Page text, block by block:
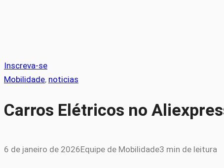
Inscreva-se
Mobilidade, noticias
Carros Elétricos no
6 de janeiro de 2026Equipe de Mobilidade3 min de leitura